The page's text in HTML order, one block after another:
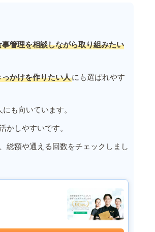
管理を相談しながら取り組みたい
かけを作りたい人にも選ばれやす
も向いています。
しやすいです。
総額や通える回数をチェックしまし